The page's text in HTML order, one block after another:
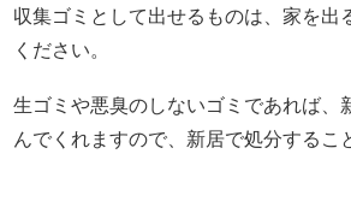
収集ゴミとして出せるものは、家を出
ください。
生ゴミや悪臭のしないゴミであれば、
んでくれますので、新居で処分するこ